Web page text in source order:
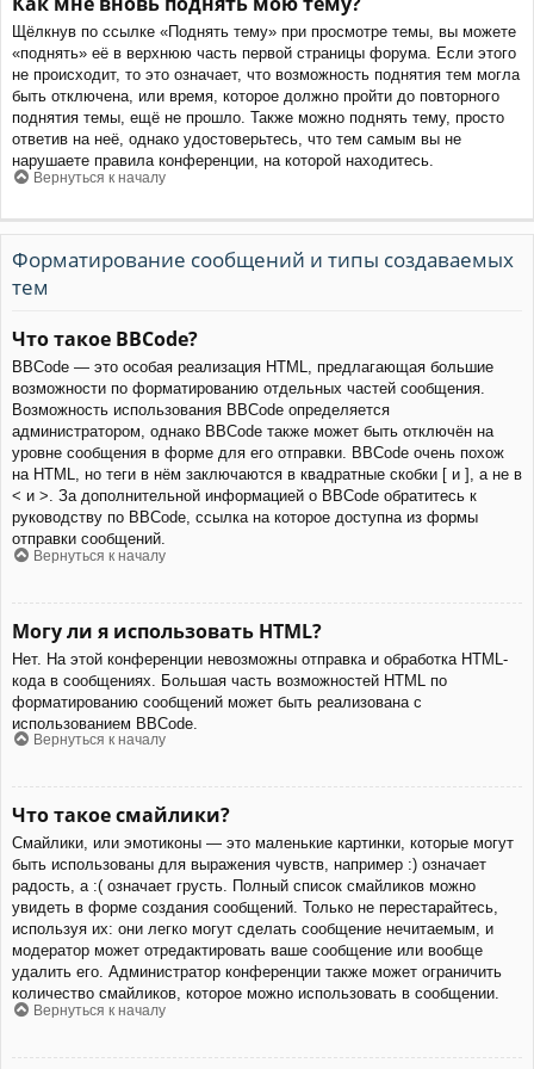
Щёлкнув по ссылке «Поднять тему» при просмотре темы, вы можете
«поднять» её в верхнюю часть первой страницы форума. Если этого
не происходит, то это означает, что возможность поднятия тем могла
быть отключена, или время, которое должно пройти до повторного
поднятия темы, ещё не прошло. Также можно поднять тему, просто
ответив на неё, однако удостоверьтесь, что тем самым вы не
нарушаете правила конференции, на которой находитесь.
Вернуться к началу
Форматирование сообщений и типы создаваемых
тем
Что такое BBCode?
BBCode — это особая реализация HTML, предлагающая большие
возможности по форматированию отдельных частей сообщения.
Возможность использования BBCode определяется
администратором, однако BBCode также может быть отключён на
уровне сообщения в форме для его отправки. BBCode очень похож
на HTML, но теги в нём заключаются в квадратные скобки [ и ], а не в
< и >. За дополнительной информацией о BBCode обратитесь к
руководству по BBCode, ссылка на которое доступна из формы
отправки сообщений.
Вернуться к началу
Могу ли я использовать HTML?
Нет. На этой конференции невозможны отправка и обработка HTML-
кода в сообщениях. Большая часть возможностей HTML по
форматированию сообщений может быть реализована с
использованием BBCode.
Вернуться к началу
Что такое смайлики?
Смайлики, или эмотиконы — это маленькие картинки, которые могут
быть использованы для выражения чувств, например :) означает
радость, а :( означает грусть. Полный список смайликов можно
увидеть в форме создания сообщений. Только не перестарайтесь,
используя их: они легко могут сделать сообщение нечитаемым, и
модератор может отредактировать ваше сообщение или вообще
удалить его. Администратор конференции также может ограничить
количество смайликов, которое можно использовать в сообщении.
Вернуться к началу